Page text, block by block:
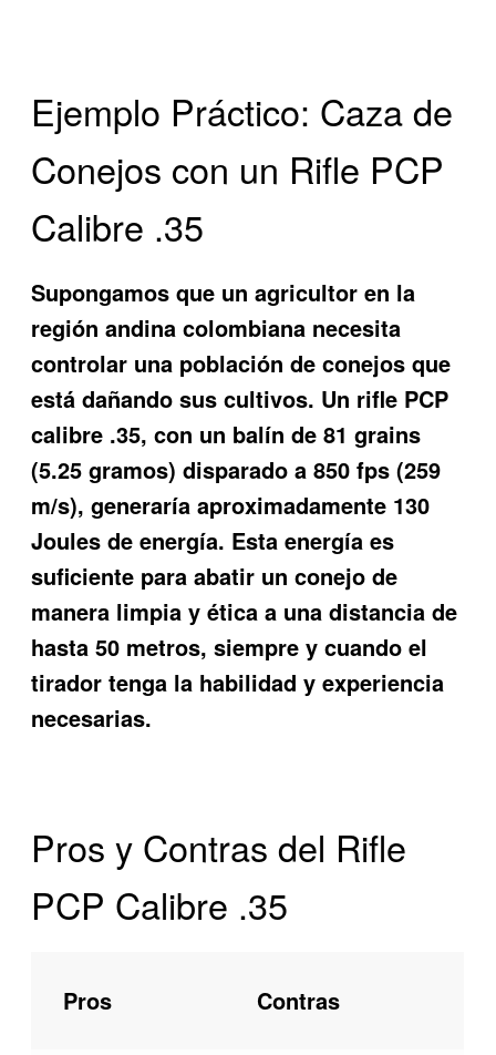
Ejemplo Práctico: Caza de
Conejos con un Rifle PCP
Calibre .35
Supongamos que un agricultor en la
región andina colombiana necesita
controlar una población de conejos que
está dañando sus cultivos. Un rifle PCP
calibre .35, con un balín de 81 grains
(5.25 gramos) disparado a 850 fps (259
m/s), generaría aproximadamente 130
Joules de energía. Esta energía es
suficiente para abatir un conejo de
manera limpia y ética a una distancia de
hasta 50 metros, siempre y cuando el
tirador tenga la habilidad y experiencia
necesarias.
Pros y Contras del Rifle
PCP Calibre .35
Pros Contras